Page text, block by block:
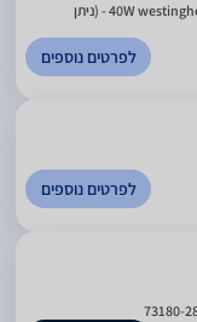
מאוורר תקרה 42" LAGUNA לגונה כולל שלט+‎תאורה 40W westinghouse - (ניתן
לפרטים נוספים
לפרטים נוספים